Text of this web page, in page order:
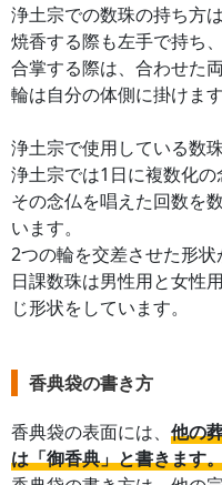
浄土宗での数珠の持ち方は
焼香する際も左手で持ち
合掌する際は、合わせた
輪は自分の体側に掛けます
浄土宗で使用している数
浄土宗では1日に複数化の
その念仏を唱えた回数を
います。
2つの輪を交差させた形状
日課数珠は男性用と女性
じ形状をしています。
香典袋の書き方
香典袋の表面には、 他の
は「御香典」と書きます